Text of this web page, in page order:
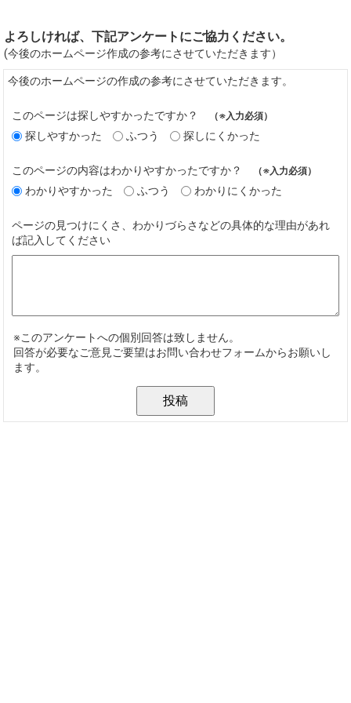
よろしければ、下記アンケートにご協力ください。
(今後のホームページ作成の参考にさせていただきます）
今後のホームページの作成の参考にさせていただきます。
このページは探しやすかったですか？ （※入力必須）
探しやすかった ふつう 探しにくかった
このページの内容はわかりやすかったですか？ （※入力必須）
わかりやすかった ふつう わかりにくかった
ページの見つけにくさ、わかりづらさなどの具体的な理由があれ
ば記入してください
※このアンケートへの個別回答は致しません。
回答が必要なご意見ご要望はお問い合わせフォームからお願いし
ます。